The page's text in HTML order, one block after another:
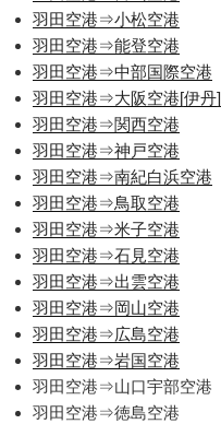
羽田空港⇒小松空港
羽田空港⇒能登空港
羽田空港⇒中部国際空港
羽田空港⇒大阪空港[伊丹]
羽田空港⇒関西空港
羽田空港⇒神戸空港
羽田空港⇒南紀白浜空港
羽田空港⇒鳥取空港
羽田空港⇒米子空港
羽田空港⇒石見空港
羽田空港⇒出雲空港
羽田空港⇒岡山空港
羽田空港⇒広島空港
羽田空港⇒岩国空港
羽田空港⇒山口宇部空港
羽田空港⇒徳島空港